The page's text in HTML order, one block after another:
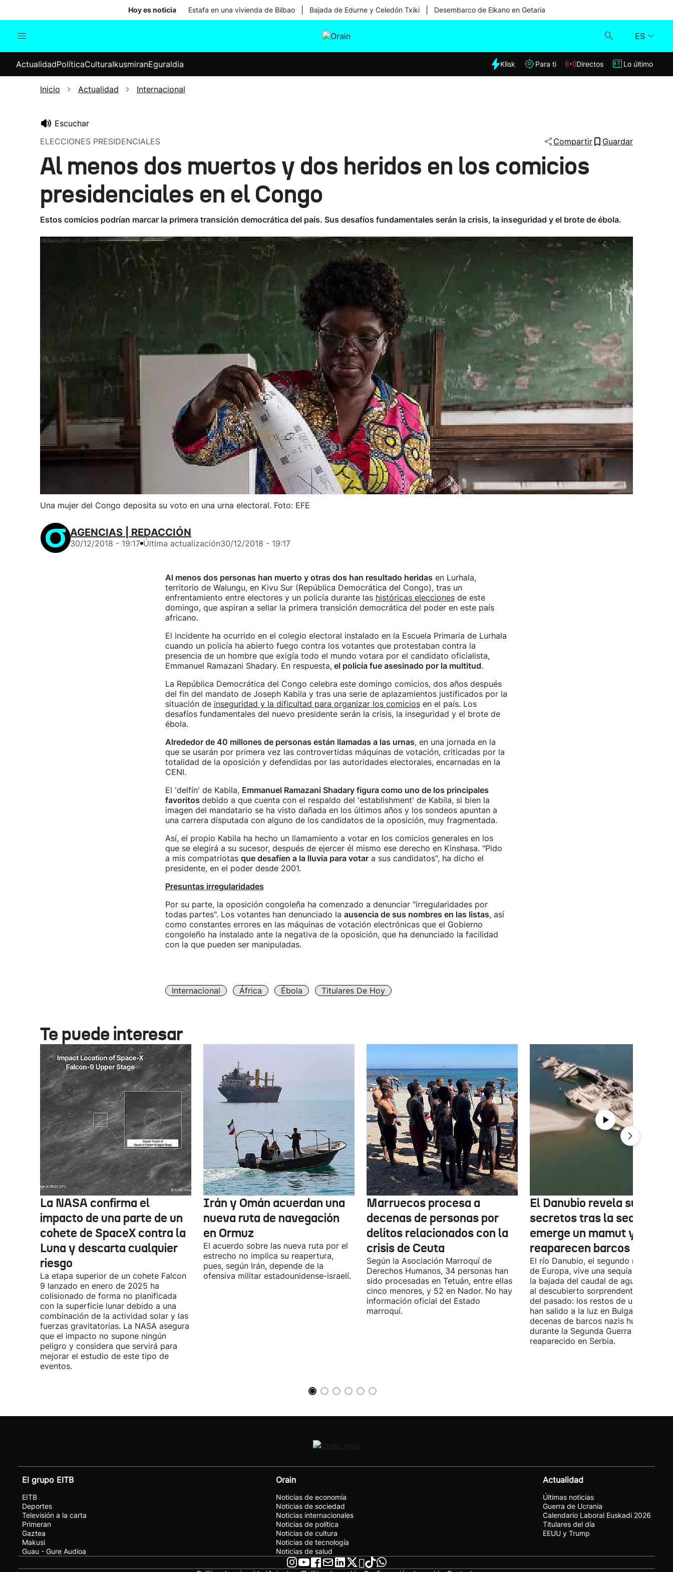
Hoy es noticia Estafa en una vivienda de Bilbao Bajada de Edurne y Celedón Txiki Desembarco de Elkano en Getaria
ES
Internacional
Elecciones
Klisk
ActualidadPolíticaCulturaIkusmiranEguraldia Klisk Para ti Directos Lo último
Inicio Actualidad Internacional
Escuchar
ELECCIONES PRESIDENCIALES
Compartir Guardar
Al menos dos muertos y dos heridos en los comicios
presidenciales en el Congo
Estos comicios podrían marcar la primera transición democrática del país. Sus desafíos fundamentales serán la crisis, la inseguridad y el brote de ébola.
Una mujer del Congo deposita su voto en una urna electoral. Foto: EFE
AGENCIAS | REDACCIÓN
30/12/2018 - 19:17 Última actualización30/12/2018 - 19:17
Al menos dos personas han muerto y otras dos han resultado heridas en Lurhala,
territorio de Walungu, en Kivu Sur (República Democrática del Congo), tras un
enfrentamiento entre electores y un policía durante las históricas eleccionesde este
domingo, que aspiran a sellar la primera transición democrática del poder en este país
africano.
El incidente ha ocurrido en el colegio electoral instalado en la Escuela Primaria de Lurhala
cuando un policía ha abierto fuego contra los votantes que protestaban contra la
presencia de un hombre que exigía todo el mundo votara por el candidato oficialista,
Emmanuel Ramazani Shadary. En respuesta,el policía fue asesinado por la multitud.
La República Democrática del Congo celebra este domingo comicios, dos años después
del fin del mandato de Joseph Kabila y tras una serie de aplazamientos justificados por la
situación de inseguridad y la dificultad para organizar los comiciosen el país. Los
desafíos fundamentales del nuevo presidente serán la crisis, la inseguridad y el brote de
ébola.
Alrededor de 40 millones de personas están llamadas a las urnas, en una jornada en la
que se usarán por primera vez las controvertidas máquinas de votación, criticadas por la
totalidad de la oposición y defendidas por las autoridades electorales, encarnadas en la
CENI.
El 'delfín' de Kabila, Emmanuel Ramazani Shadary figura como uno de los principales
favoritos debido a que cuenta con el respaldo del 'establishment' de Kabila, si bien la
imagen del mandatario se ha visto dañada en los últimos años y los sondeos apuntan a
una carrera disputada con alguno de los candidatos de la oposición, muy fragmentada.
Así, el propio Kabila ha hecho un llamamiento a votar en los comicios generales en los
que se elegirá a su sucesor, después de ejercer él mismo ese derecho en Kinshasa. "Pido
a mis compatriotas que desafíen a la lluvia para votara sus candidatos", ha dicho el
presidente, en el poder desde 2001.
Presuntas irregularidades
Por su parte, la oposición congoleña ha comenzado a denunciar "irregularidades por
todas partes". Los votantes han denunciado la ausencia de sus nombres en las listas, así
como constantes errores en las máquinas de votación electrónicas que el Gobierno
congoleño ha instalado ante la negativa de la oposición, que ha denunciado la facilidad
con la que pueden ser manipuladas.
Internacional África Ébola Titulares De Hoy
Te puede interesar
La NASA confirma el
impacto de una parte de un
cohete de SpaceX contra la
Luna y descarta cualquier
riesgo
La etapa superior de un cohete Falcon
9 lanzado en enero de 2025 ha
colisionado de forma no planificada
con la superficie lunar debido a una
combinación de la actividad solar y las
fuerzas gravitatorias. La NASA asegura
que el impacto no supone ningún
peligro y considera que servirá para
mejorar el estudio de este tipo de
eventos.
Irán y Omán acuerdan una
nueva ruta de navegación
en Ormuz
El acuerdo sobre las nueva ruta por el
estrecho no implica su reapertura,
pues, según Irán, depende de la
ofensiva militar estadounidense-israelí.
Marruecos procesa a
decenas de personas por
delitos relacionados con la
crisis de Ceuta
Según la Asociación Marroquí de
Derechos Humanos, 34 personas han
sido procesadas en Tetuán, entre ellas
cinco menores, y 52 en Nador. No hay
información oficial del Estado
marroquí.
El Danubio revela sus
secretos tras la sequía:
emerge un mamut y
reaparecen barcos nazis
El río Danubio, el segundo más largo
de Europa, vive una sequía histórica
la bajada del caudal de agua ha
al descubierto sorprendentes
del pasado: los restos de un mamut
han salido a la luz en Bulgaria y
decenas de barcos nazis hundidos
durante la Segunda Guerra Mundial
reaparecido en Serbia.
El grupo EITB
EITB
Deportes
Televisión a la carta
Primeran
Gaztea
Makusi
Guau - Gure Audioa
Orain
Noticias de economía
Noticias de sociedad
Noticias internacionales
Noticias de política
Noticias de cultura
Noticias de tecnología
Noticias de salud
Actualidad
Últimas noticias
Guerra de Ucrania
Calendario Laboral Euskadi 2026
Titulares del día
EEUU y Trump